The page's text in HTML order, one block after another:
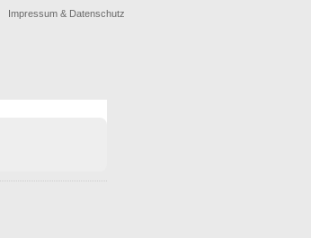
Impressum & Datenschutz